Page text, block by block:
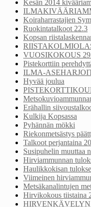
Kesän 2014
Koiraharrastajien
Ruokintatalkoot 22.3
Kopsan
VUOSIKOKOUS
Pistekorttiin
ILMA-
Hyvää joulua
Erähallin
Kulkija Kopsassa
Pyhännän mökki
Riekonmetsästys
Talkoot perjantaina
Susipuhelin muuttaa
Hirviammunnan
Haulikkokisan
Viimeinen
Metsäkanalintujen
Hirvikokous tiistaina